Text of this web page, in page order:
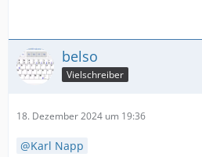
belso
Vielschreiber
18. Dezember 2024 um 19:36
Karl Napp